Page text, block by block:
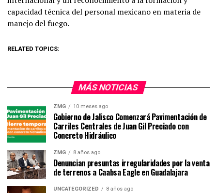
capacidad técnica del personal mexicano en materia de
manejo del fuego.
RELATED TOPICS:
MÁS NOTICIAS
ZMG 10 meses ago
Gobierno de Jalisco Comenzará Pavimentación de
Carriles Centrales de Juan Gil Preciado con
Concreto Hidráulico
ZMG 8 años ago
Denuncian presuntas irregularidades por la venta
de terrenos a Caabsa Eagle en Guadalajara
UNCATEGORIZED 8 años ago